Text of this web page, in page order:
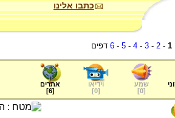
כתבו אלינו
1
-
2
-
3
-
4
-
5
-
6 דפים
שמע
[
0
]
וידיאו
[
0
]
אתרים
[
6
]